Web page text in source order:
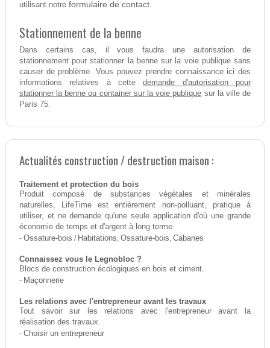
utilisant notre formulaire de contact.
Stationnement de la benne
Dans certains cas, il vous faudra une autorisation de
stationnement pour stationner la benne sur la voie publique sans
causer de problème. Vous pouvez prendre connaissance ici des
informations relatives à cettedemande d'autorisation pour
stationner la benne ou container sur la voie publique sur la ville de
Paris 75.
Actualités construction / destruction maison :
Traitement et protection du bois
Produit composé de substances végétales et minérales
naturelles, LifeTime est entièrement non-polluant, pratique à
utiliser, et ne demande qu'une seule application d'où une grande
économie de temps et d'argent à long terme.
- Ossature-bois / Habitations, Ossature-bois, Cabanes
Connaissez vous le Legnobloc ?
Blocs de construction écologiques en bois et ciment.
- Maçonnerie
Les relations avec l'entrepreneur avant les travaux
Tout savoir sur les relations avec l'entrepreneur avant la
réalisation des travaux.
- Choisir un entrepreneur